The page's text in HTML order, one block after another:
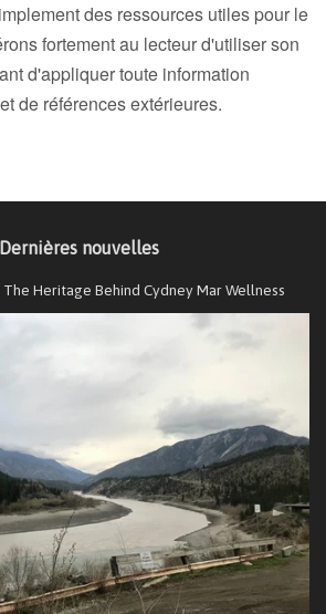
des ressources utiles pour le
fortement au lecteur d'utiliser son
d'appliquer toute information
de références extérieures.
Dernières nouvelles
Heritage Behind Cydney Mar Wellness